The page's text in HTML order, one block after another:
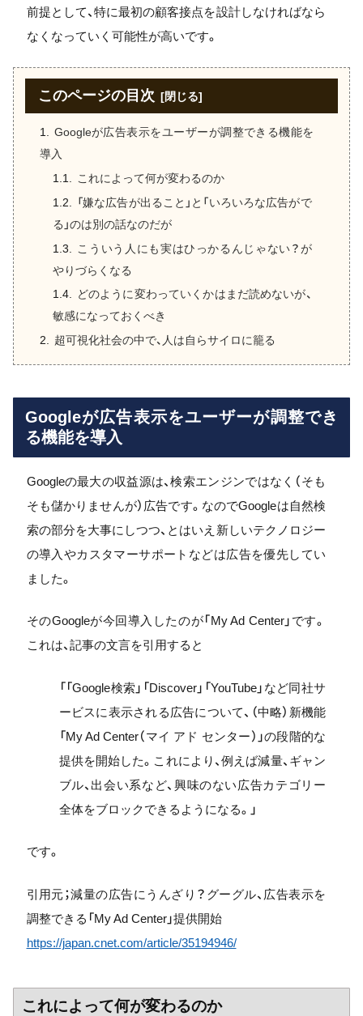
前提として、特に最初の顧客接点を設計しなければなら
なくなっていく可能性が高いです。
このページの目次
Googleが広告表示をユーザーが調整できる機能を
導入
これによって何が変わるのか
「嫌な広告が出ること」と「いろいろな広告がで
る」のは別の話なのだが
こういう人にも実はひっかるんじゃない？が
やりづらくなる
どのように変わっていくかはまだ読めないが、
敏感になっておくべき
超可視化社会の中で、人は自らサイロに籠る
Googleが広告表示をユーザーが調整でき
る機能を導入
Googleの最大の収益源は、検索エンジンではなく（そも
そも儲かりませんが）広告です。なのでGoogleは自然検
索の部分を大事にしつつ、とはいえ新しいテクノロジー
の導入やカスタマーサポートなどは広告を優先してい
ました。
そのGoogleが今回導入したのが「My Ad Center」です。
これは、記事の文言を引用すると
「「Google検索」「Discover」「YouTube」など同社サ
ービスに表示される広告について、（中略）新機能
「My Ad Center（マイ アド センター）」の段階的な
提供を開始した。これにより、例えば減量、ギャン
ブル、出会い系など、興味のない広告カテゴリー
全体をブロックできるようになる。」
です。
引用元；減量の広告にうんざり？グーグル、広告表示を
調整できる「My Ad Center」提供開始
https://japan.cnet.com/article/35194946/
これによって何が変わるのか